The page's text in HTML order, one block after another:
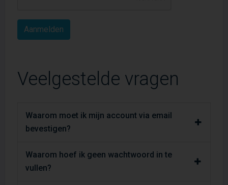
Veelgestelde vragen
Waarom moet ik mijn account via email
bevestigen?
Waarom hoef ik geen wachtwoord in te
vullen?